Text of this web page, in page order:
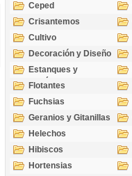
Ceped
Crisantemos
Cultivo
Decoración y Diseño
Estanques y
Acuáticas
Flotantes
Fuchsias
Geranios y Gitanillas
Helechos
Hibiscos
Hortensias